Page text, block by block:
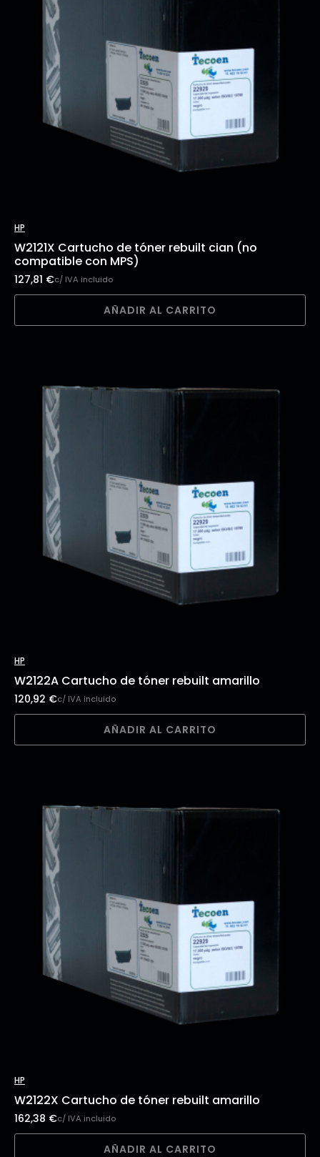
HP
W2121X Cartucho de tóner rebuilt cian (no
compatible con MPS)
127,81 €c/ IVA incluido
AÑADIR AL CARRITO
HP
W2122A Cartucho de tóner rebuilt amarillo
120,92 €c/ IVA incluido
AÑADIR AL CARRITO
HP
W2122X Cartucho de tóner rebuilt amarillo
162,38 €c/ IVA incluido
AÑADIR AL CARRITO